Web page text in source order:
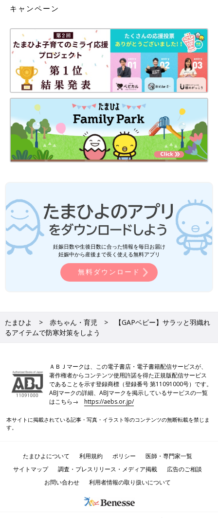
キャンペーン
妊娠日数や生後日数に合った情報を毎日お届け
妊娠中から産後まで長く使える無料アプリ
無料ダウンロード
たまひよ 赤ちゃん・育児
【GAPベビー】サラッと羽織れ
るアイテムで防寒対策をしよう
ＡＢＪマークは、この電子書店・電子書籍配信サービスが、
著作権者からコンテンツ使用許諾を得た正規版配信サービス
であることを示す登録商標（登録番号 第11091000号）です。
ABJマークの詳細、ABJマークを掲示しているサービスの一覧
はこちら→https://aebs.or.jp/
本サイトに掲載されている記事・写真・イラスト等のコンテンツの無断転載を禁じま
す。
たまひよについて 利用規約 ポリシー
医師・専門家一覧
サイトマップ
調査・プレスリリース・メディア掲載
広告のご相談
お問い合わせ
利用者情報の取り扱いについて